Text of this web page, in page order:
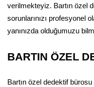
verilmekteyiz. Bartın özel
sorunlarınızı profesyonel
yanınızda olduğumuzu
BARTIN ÖZEL
Bartın özel dedektif